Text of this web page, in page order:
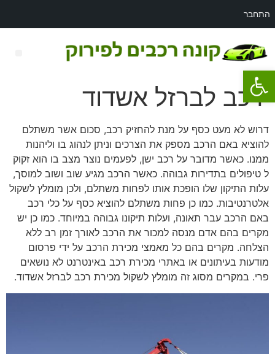
פתח סרגל נגישות
התחבר
רכב לברזל אשדוד
דרוש לא מעט כסף על מנת להחזיק רכב, סכום אשר משתלם
להוציא באם הרכב מספק את הצרכים וניתן לנהוג בו וליהנות
ממנו. כאשר מדובר על רכב ישן, לפעמים נוצר מצב בו הוא זקוק
ל טיפולים בתדירות גבוהה. כאשר הרכב מגיע שוב ושוב למוסך,
עלות התיקון שלו הופכת אותו לפחות משתלם, ולכן מומלץ לשקול
אלטרנטיבות. כמו כן פחות משתלם להוציא כסף על כלי רכב
באם הרכב עבר תאונה, ועלות תיקונו גבוהה במיוחד. כמו כן יש
מקרים בהם אדם מנסה למכור את הרכב לאורך זמן רב ללא
הצלחה. מקרים בהם כל מאמצי מכירת הרכב על ידי פרסום
מודעות בעיתונים או באתרי מכירת רכב באינטרנט לא נושאים
פרי. במקרים מסוג זה מומלץ לשקול מכירת רכב לברזל אשדוד.